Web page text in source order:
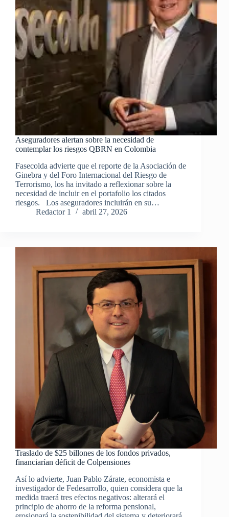
Aseguradores alertan sobre la necesidad de
contemplar los riesgos QBRN en Colombia
Fasecolda advierte que el reporte de la Asociación de
Ginebra y del Foro Internacional del Riesgo de
Terrorismo, los ha invitado a reflexionar sobre la
necesidad de incluir en el portafolio los citados
riesgos. Los aseguradores incluirán en su…
Redactor 1
abril 27, 2026
Traslado de $25 billones de los fondos privados,
financiarían déficit de Colpensiones
Así lo advierte, Juan Pablo Zárate, economista e
investigador de Fedesarrollo, quien considera que la
medida traerá tres efectos negativos: alterará el
principio de ahorro de la reforma pensional,